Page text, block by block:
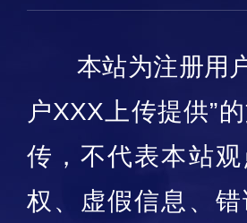
本站为注册用
户XXX上传提供”
传，不代表本站
权、虚假信息、